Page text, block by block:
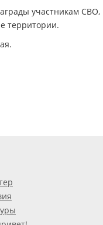
участникам СВО,
территории.